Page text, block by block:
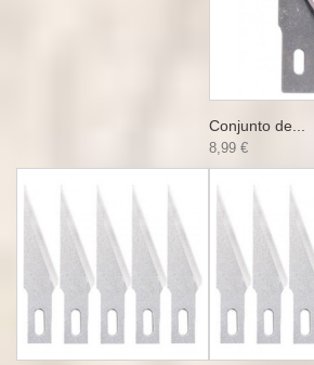
Conjunto de...
8,99 €